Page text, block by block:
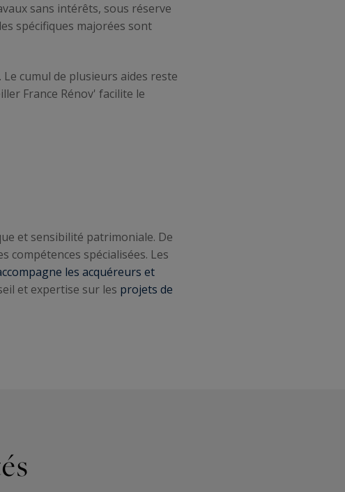
sans intérêts, sous réserve
spécifiques majorées sont
cumul de plusieurs aides reste
France Rénov' facilite le
et sensibilité patrimoniale. De
compétences spécialisées. Les
les acquéreurs et
et expertise sur les projets de